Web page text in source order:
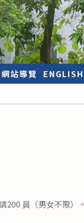
網站導覽 ENGLISH
200 員（男女不限）。